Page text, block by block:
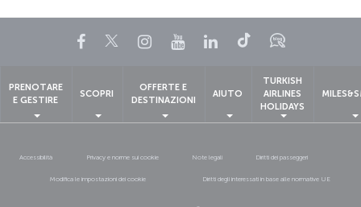
Facebook
TwitterInstagram
YouTubeLinkedIn
TikTokBlog
PRENOTARE
E GESTIRE
SCOPRI
OFFERTE E
DESTINAZIONI
AIUTO
TURKISH
AIRLINES
HOLIDAYS
Accessibilità Privacy e norme sui cookie Note legali Diritti dei passeggeri
Modifica le impostazioni dei cookie Diritti degli interessati in base alle normative UE